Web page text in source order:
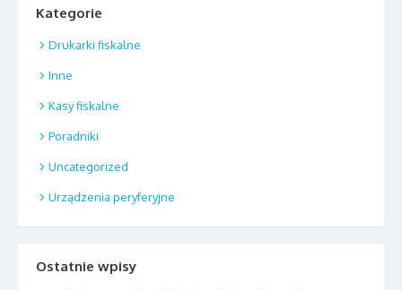
Kategorie
Drukarki fiskalne
Inne
Kasy fiskalne
Poradniki
Uncategorized
Urządzenia peryferyjne
Ostatnie wpisy